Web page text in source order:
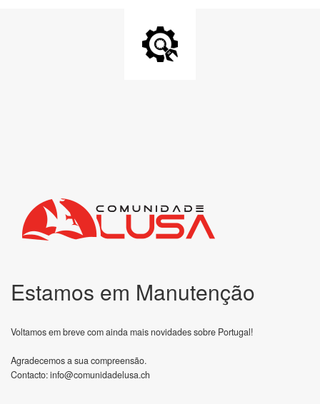
Estamos em Manutenção
Voltamos em breve com ainda mais novidades sobre Portugal!
Agradecemos a sua compreensão.
Contacto:info@comunidadelusa.ch